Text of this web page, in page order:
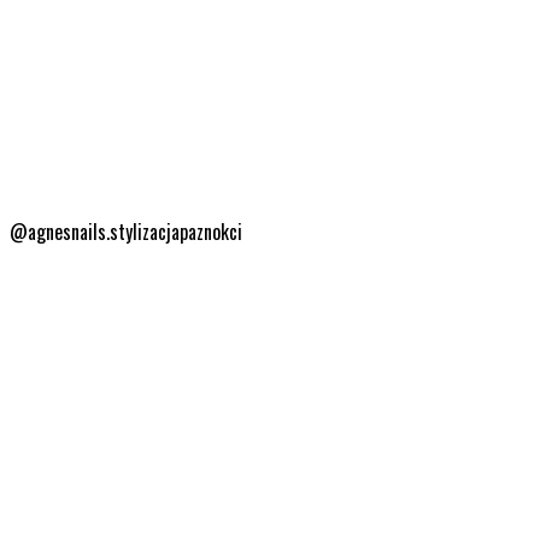
@agnesnails.stylizacjapaznokci